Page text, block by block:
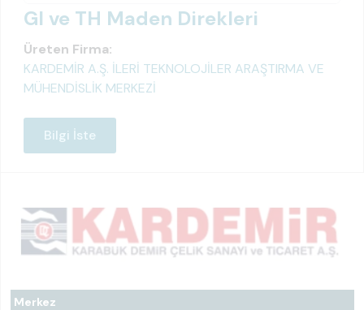
Merkez
GI ve TH Maden Direkleri
Üreten Firma:
KARDEMİR A.Ş. İLERİ TEKNOLOJİLER ARAŞTIRMA VE
MÜHENDİSLİK MERKEZİ
Bilgi İste